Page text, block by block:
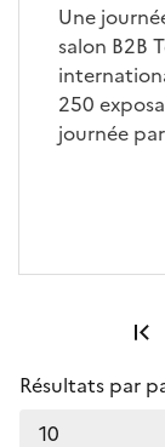
Une
salon B2B
250
journée
Résultats par